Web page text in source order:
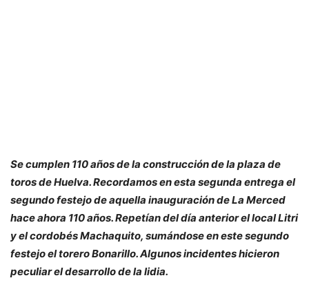
Se cumplen 110 años de la construcción de la plaza de
toros de Huelva. Recordamos en esta segunda entrega el
segundo festejo de aquella inauguración de La Merced
hace ahora 110 años. Repetían del día anterior el local Litri
y el cordobés Machaquito, sumándose en este segundo
festejo el torero Bonarillo. Algunos incidentes hicieron
peculiar el desarrollo de la lidia.